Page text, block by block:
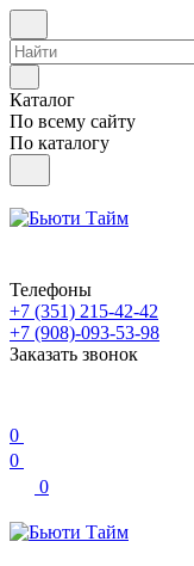
Каталог
По всему сайту
По каталогу
Телефоны
+7 (351) 215-42-42
+7 (908)-093-53-98
Заказать звонок
0
0
0